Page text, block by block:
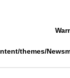
themes/